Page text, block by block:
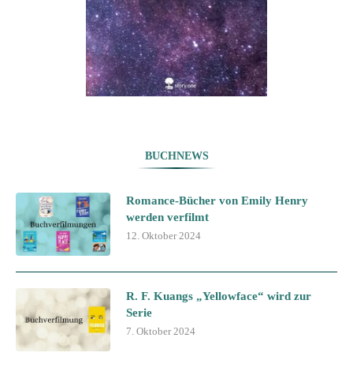
BUCHNEWS
Romance-Bücher von Emily Henry
werden verfilmt
12. Oktober 2024
R. F. Kuangs „Yellowface“ wird zur
Serie
7. Oktober 2024